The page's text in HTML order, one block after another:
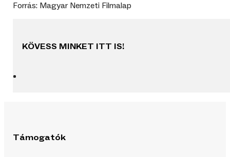
Forrás: Magyar Nemzeti Filmalap
KÖVESS MINKET ITT IS!
Támogatók